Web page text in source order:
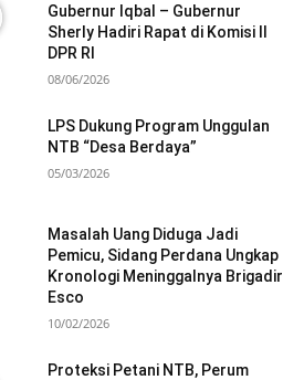
Gubernur Iqbal – Gubernur
Sherly Hadiri Rapat di Komisi II
DPR RI
08/06/2026
LPS Dukung Program Unggulan
NTB “Desa Berdaya”
05/03/2026
Masalah Uang Diduga Jadi
Pemicu, Sidang Perdana Ungkap
Kronologi Meninggalnya Brigadir
Esco
10/02/2026
Proteksi Petani NTB, Perum